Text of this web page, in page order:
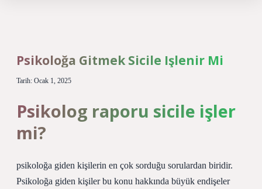
Psikoloğa Gitmek Sicile Işlenir Mi
Tarih: Ocak 1, 2025
Psikolog raporu sicile işler
mi?
psikoloğa giden kişilerin en çok sorduğu sorulardan biridir.
Psikoloğa giden kişiler bu konu hakkında büyük endişeler